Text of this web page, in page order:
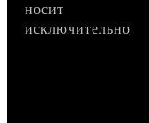
носит
исключительно